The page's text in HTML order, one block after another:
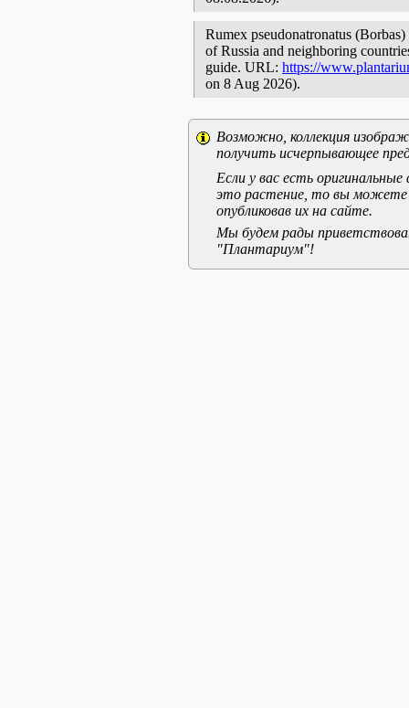
Rumex pseudonatronatus
of Russia and neighboring
guide. URL: https://
on 8 Aug 2026).
Возможно, коллекция
получить исчерпывающее
Если у вас есть
это растение, то вы можете
опубликовав их на сайте.
Мы будем рады
"Плантариум"!